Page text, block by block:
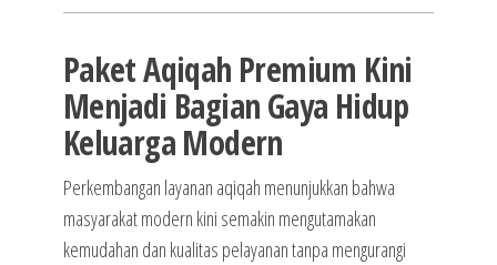
Paket Aqiqah Premium Kini
Menjadi Bagian Gaya Hidup
Keluarga Modern
Perkembangan layanan aqiqah menunjukkan bahwa
masyarakat modern kini semakin mengutamakan
kemudahan dan kualitas pelayanan tanpa mengurangi